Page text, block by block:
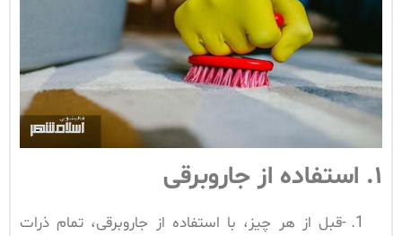
۱. استفاده از جاروبرقی
-قبل از هر چیز، با استفاده از جاروبرقی، تمام ذرات